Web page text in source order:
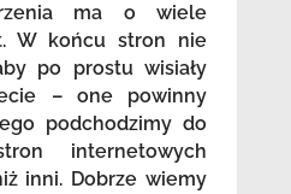
ma o wiele
W końcu stron nie
po prostu wisiały
– one powinny
podchodzimy do
internetowych
inni. Dobrze wiemy